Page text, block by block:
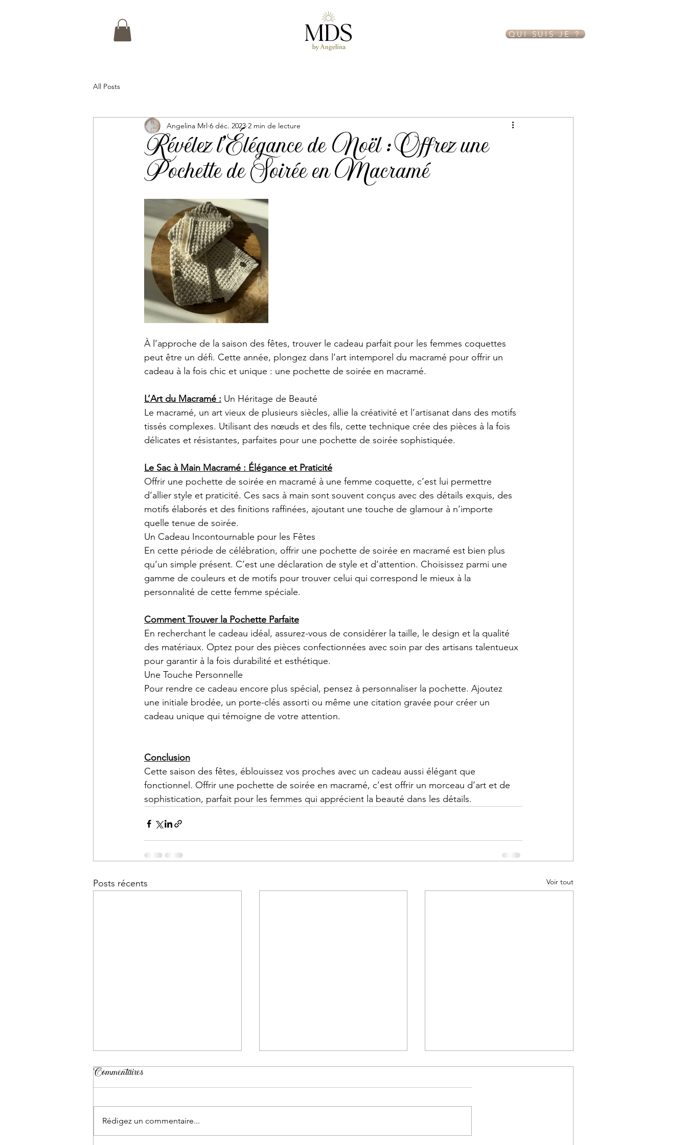
QUI SUIS JE ?
All Posts
Révélez l’Élégance de Noël : Offrez une
Pochette de Soirée en Macramé
Angelina Mrl 6 déc. 2023 2 min de lecture
À l’approche de la saison des fêtes, trouver le cadeau parfait pour les femmes coquettes
peut être un défi. Cette année, plongez dans l’art intemporel du macramé pour offrir un
cadeau à la fois chic et unique : une pochette de soirée en macramé.
L’Art du Macramé : Un Héritage de Beauté
Le macramé, un art vieux de plusieurs siècles, allie la créativité et l’artisanat dans des motifs
tissés complexes. Utilisant des nœuds et des fils, cette technique crée des pièces à la fois
délicates et résistantes, parfaites pour une pochette de soirée sophistiquée.
Le Sac à Main Macramé : Élégance et Praticité
Offrir une pochette de soirée en macramé à une femme coquette, c’est lui permettre
d’allier style et praticité. Ces sacs à main sont souvent conçus avec des détails exquis, des
motifs élaborés et des finitions raffinées, ajoutant une touche de glamour à n’importe
quelle tenue de soirée.
Un Cadeau Incontournable pour les Fêtes
En cette période de célébration, offrir une pochette de soirée en macramé est bien plus
qu’un simple présent. C’est une déclaration de style et d’attention. Choisissez parmi une
gamme de couleurs et de motifs pour trouver celui qui correspond le mieux à la
personnalité de cette femme spéciale.
Comment Trouver la Pochette Parfaite
En recherchant le cadeau idéal, assurez-vous de considérer la taille, le design et la qualité
des matériaux. Optez pour des pièces confectionnées avec soin par des artisans talentueux
pour garantir à la fois durabilité et esthétique.
Une Touche Personnelle
Pour rendre ce cadeau encore plus spécial, pensez à personnaliser la pochette. Ajoutez
une initiale brodée, un porte-clés assorti ou même une citation gravée pour créer un
cadeau unique qui témoigne de votre attention.
Conclusion
Cette saison des fêtes, éblouissez vos proches avec un cadeau aussi élégant que
fonctionnel. Offrir une pochette de soirée en macramé, c’est offrir un morceau d’art et de
sophistication, parfait pour les femmes qui apprécient la beauté dans les détails.
Posts récents Voir tout
Rituel des rubans pour un
Lors d’un mariage laïque, chaque
détail compte. Les mots, les
gestes, les symboles… tout
Commentaires
Rédigez un commentaire...